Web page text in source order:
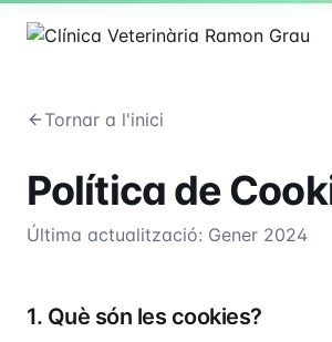
Tornar a l'inici
Política de
Última actualització: Gener 2024
1. Què són les cookies?